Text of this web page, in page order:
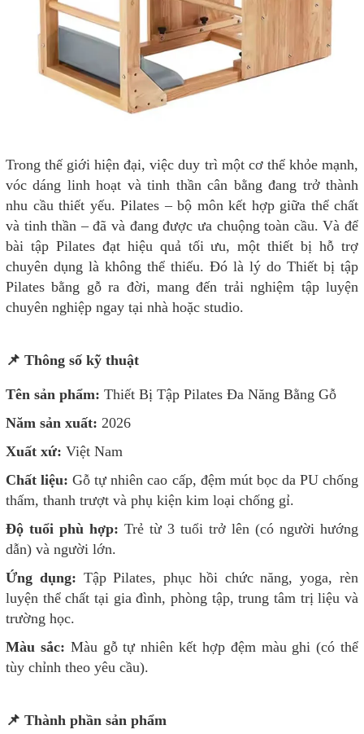
Trong thế giới hiện đại, việc duy trì một cơ thể khỏe mạnh,
vóc dáng linh hoạt và tinh thần cân bằng đang trở thành
nhu cầu thiết yếu. Pilates – bộ môn kết hợp giữa thể chất
và tinh thần – đã và đang được ưa chuộng toàn cầu. Và để
bài tập Pilates đạt hiệu quả tối ưu, một thiết bị hỗ trợ
chuyên dụng là không thể thiếu. Đó là lý do Thiết bị tập
Pilates bằng gỗ ra đời, mang đến trải nghiệm tập luyện
chuyên nghiệp ngay tại nhà hoặc studio.
📌 Thông số kỹ thuật
Tên sản phẩm: Thiết Bị Tập Pilates Đa Năng Bằng Gỗ
Năm sản xuất: 2026
Xuất xứ: Việt Nam
Chất liệu: Gỗ tự nhiên cao cấp, đệm mút bọc da PU chống
thấm, thanh trượt và phụ kiện kim loại chống gỉ.
Độ tuổi phù hợp: Trẻ từ 3 tuổi trở lên (có người hướng
dẫn) và người lớn.
Ứng dụng: Tập Pilates, phục hồi chức năng, yoga, rèn
luyện thể chất tại gia đình, phòng tập, trung tâm trị liệu và
trường học.
Màu sắc: Màu gỗ tự nhiên kết hợp đệm màu ghi (có thể
tùy chỉnh theo yêu cầu).
📌 Thành phần sản phẩm